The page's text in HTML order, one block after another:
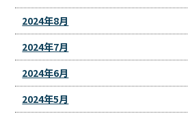
2024年8月
2024年7月
2024年6月
2024年5月